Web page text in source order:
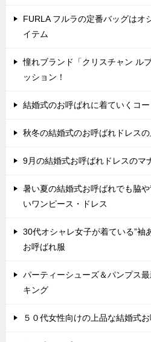
FURLA フルラの定番バッグはオ
イテム
憧れブランド「クリスチャン ル
ッション！
結婚式のお呼ばれに着ていくコ
秋冬の結婚式のお呼ばれドレス
9月の結婚式お呼ばれドレスのマ
暑い夏の結婚式お呼ばれでも脇
いワンピース・ドレス
30代オシャレ女子が着ている”袖
お呼ばれ服
パーティーシューズ＆パンプス
キング
５０代女性向けの上品な結婚式お